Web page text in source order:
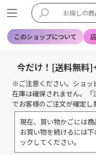
このショップについて
今だけ！[送料無料
※ご注意ください。ショッ
在庫は確保されません。
でお客様のご注文が確定し
現在、買い物かごには商
お買い物を続けるには
ックしてください。